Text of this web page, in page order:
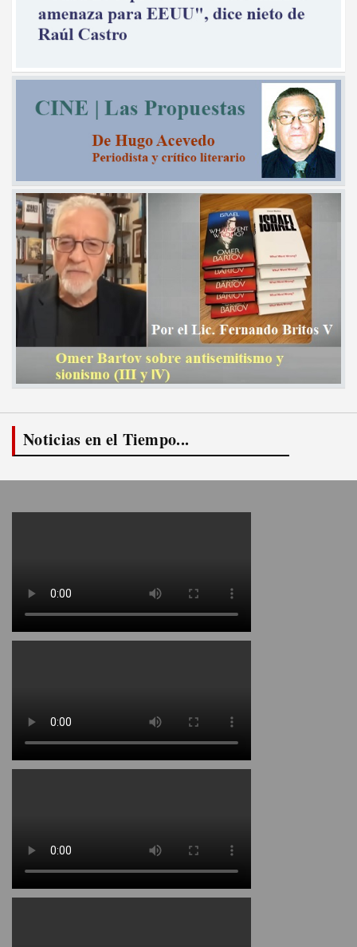
Noticias en el Tiempo...